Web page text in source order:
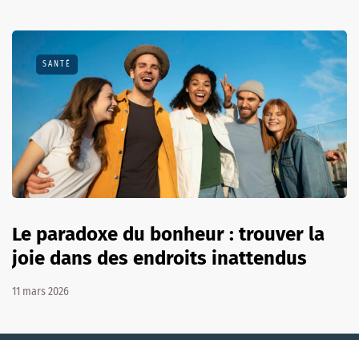
SANTÉ
Le paradoxe du bonheur : trouver la
joie dans des endroits inattendus
11 mars 2026